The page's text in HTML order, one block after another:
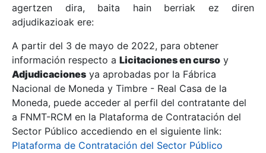
Erakutsi/Ezkutatu
Erakutsi/Ezkutatu
Erakutsi/Ezkutatu
agertzen dira, baita hain berriak ez diren
adjudikazioak ere:
A partir del 3 de mayo de 2022, para obtener
información respecto a Licitaciones en curso y
Adjudicaciones ya aprobadas por la Fábrica
Nacional de Moneda y Timbre - Real Casa de la
Moneda, puede acceder al perfil del contratante del
a FNMT-RCM en la Plataforma de Contratación del
Sector Público accediendo en el siguiente link:
Plataforma de Contratación del Sector Público